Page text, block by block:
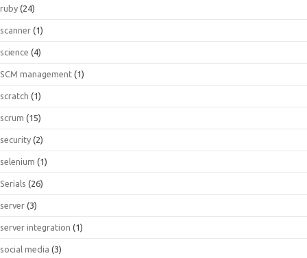
ruby (24)
scanner (1)
science (4)
SCM management (1)
scratch (1)
scrum (15)
security (2)
selenium (1)
Serials (26)
server (3)
server integration (1)
social media (3)